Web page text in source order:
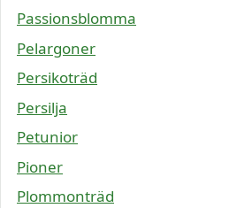
Passionsblomma
Pelargoner
Persikoträd
Persilja
Petunior
Pioner
Plommonträd